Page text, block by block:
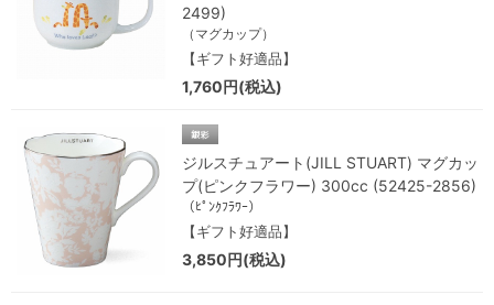
2499)
（マグカップ）
【ギフト好適品】
1,760円(税込)
ジルスチュアート(JILL STUART) マグカッ
プ(ピンクフラワー) 300cc (52425-2856)
（ﾋﾟﾝｸﾌﾗﾜｰ）
【ギフト好適品】
3,850円(税込)